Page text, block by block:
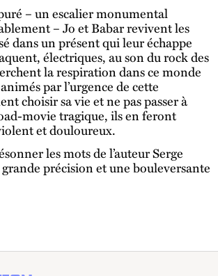
– un escalier monumental
– Jo et Babar revivent les
dans un présent qui leur échappe
électriques, au son du rock des
la respiration dans ce monde
par l’urgence de cette
choisir sa vie et ne pas passer à
movie tragique, ils en feront
et douloureux.
les mots de l’auteur Serge
précision et une bouleversante